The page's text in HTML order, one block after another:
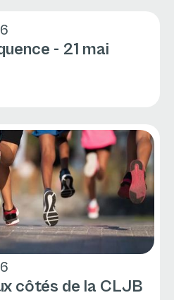
- 21 mai
côtés de la CLJB